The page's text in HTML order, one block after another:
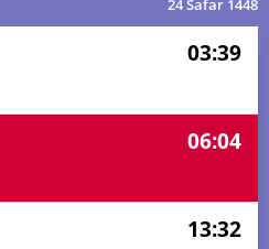
24 Safar 1448
03:39
06:04
13:32